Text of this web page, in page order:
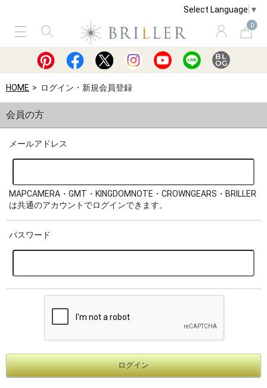
Select Language ▼
0
サービス ショッピングガイド 買取
HOME ログイン・新規会員登録
会員の方
メールアドレス
MAPCAMERA・GMT・KINGDOMNOTE・CROWNGEARS・BRILLER
は共通のアカウントでログインできます。
パスワード